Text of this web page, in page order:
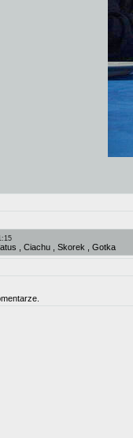
, Ciachu , Skorek , Gotka